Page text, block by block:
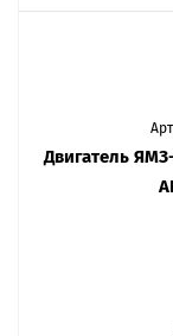
Двигатель